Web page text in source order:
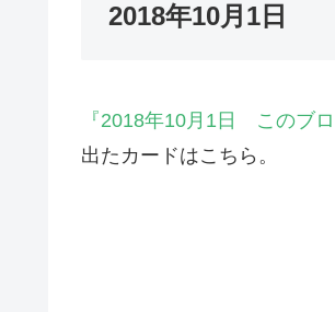
2018年10月1日
『2018年10月1日 このブ
出たカードはこちら。